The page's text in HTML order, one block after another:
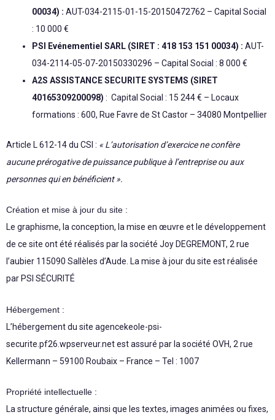
00034) : AUT-034-2115-01-15-20150472762 – Capital Social
: 10 000 €
PSI Evénementiel SARL (SIRET : 418 153 151 00034) : AUT-
034-2114-05-07-20150330296 – Capital Social : 8 000 €
A2S ASSISTANCE SECURITE SYSTEMS (SIRET
40165309200098) : Capital Social : 15 244 € – Locaux
formations : 600, Rue Favre de St Castor – 34080 Montpellier
Article L 612-14 du CSI : « L’autorisation d’exercice ne confère
aucune prérogative de puissance publique à l’entreprise ou aux
personnes qui en bénéficient ».
Création et mise à jour du site :
Le graphisme, la conception, la mise en œuvre et le développement
de ce site ont été réalisés par la société Joy DEGREMONT, 2 rue
l’aubier 115090 Sallèles d’Aude. La mise à jour du site est réalisée
par PSI SÉCURITÉ
Hébergement :
L’hébergement du site agencekeole-psi-
securite.pf26.wpserveur.net est assuré par la société OVH, 2 rue
Kellermann – 59100 Roubaix – France – Tel : 1007
Propriété intellectuelle :
La structure générale, ainsi que les textes, images animées ou fixes,